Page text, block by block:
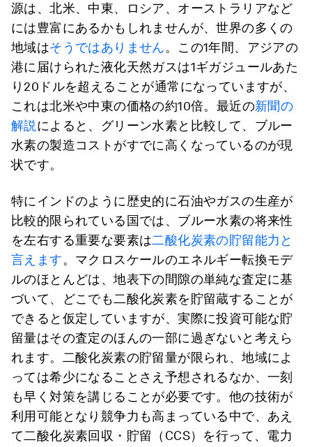
源は、北米、中東、ロシア、オーストラリアなど
には豊富にあるかもしれませんが、世界の多くの
地域はそうではありません。この1年間、アジアの
港に届けられた液化天然ガスは1ギガジュールあた
り20ドルを超えることが通常になっていますが、
これは北米や中東の価格の約10倍。最近の新聞の
解説によると、グリーン水素と比較して、ブルー
水素の製造コストがすでに高くなっているのが現
状です。
特にインドのように歴史的に石油やガスの生産が
比較的限られている国では、ブルー水素の将来性
を左右する重要な要素は二酸化炭素の貯留能力と
言えます。マクロスケールのエネルギー転換モデ
ルのほとんどは、地表下の間隙の単純な査定に基
づいて、どこでも二酸化炭素を貯留蔵することが
できると仮定していますが、実際に投資可能な貯
留量はその査定のほんの一部に過ぎないと考えら
れます。二酸化炭素の貯留量が限られ、地域によ
っては希少になることさえ予想されるなか、一刻
も早く対策を講じることが必要です。他の技術が
利用可能となり競争力も高まっている中で、あえ
て二酸化炭素回収・貯留（CCS）を行って、電力